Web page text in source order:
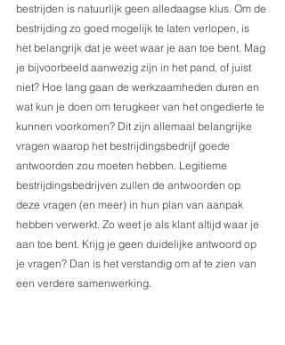
bestrijden is natuurlijk geen alledaagse klus. Om de
bestrijding zo goed mogelijk te laten verlopen, is
het belangrijk dat je weet waar je aan toe bent. Mag
je bijvoorbeeld aanwezig zijn in het pand, of juist
niet? Hoe lang gaan de werkzaamheden duren en
wat kun je doen om terugkeer van het ongedierte te
kunnen voorkomen? Dit zijn allemaal belangrijke
vragen waarop het bestrijdingsbedrijf goede
antwoorden zou moeten hebben. Legitieme
bestrijdingsbedrijven zullen de antwoorden op
deze vragen (en meer) in hun plan van aanpak
hebben verwerkt. Zo weet je als klant altijd waar je
aan toe bent. Krijg je geen duidelijke antwoord op
je vragen? Dan is het verstandig om af te zien van
een verdere samenwerking.